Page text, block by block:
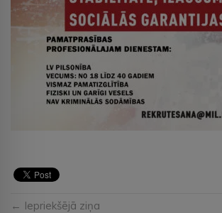
← Iepriekšējā ziņa